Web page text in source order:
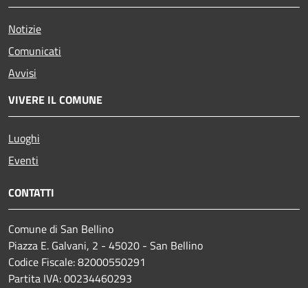
Notizie
Comunicati
Avvisi
VIVERE IL COMUNE
Luoghi
Eventi
CONTATTI
Comune di San Bellino
Piazza E. Galvani, 2 - 45020 - San Bellino
Codice Fiscale: 82000550291
Partita IVA: 00234460293